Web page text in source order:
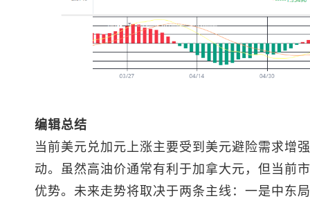
编辑总结
当前美元兑加元上涨主要受到美元避险需求增
动。虽然高油价通常有利于加拿大元，但当前
优势。未来走势将取决于两条主线：一是中东